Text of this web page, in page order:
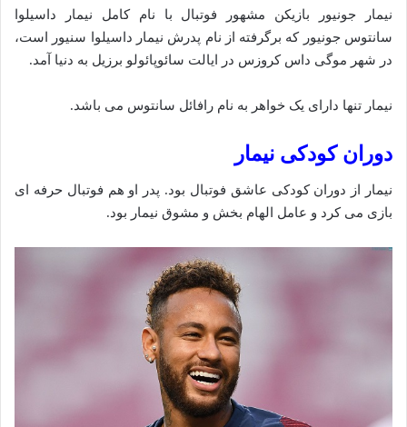
نیمار جونیور بازیکن مشهور فوتبال با نام کامل نیمار داسیلوا
سانتوس جونیور که برگرفته از نام پدرش نیمار داسیلوا سنیور است،
در شهر موگی داس کروزس در ایالت سائوپائولو برزیل به دنیا آ‌مد.
نیمار تنها دارای یک خواهر به نام رافائل سانتوس می باشد.
دوران کودکی نیمار
نیمار از دوران کودکی عاشق فوتبال بود. پدر او هم فوتبال حرفه ای
بازی می کرد و عامل الهام بخش و مشوق نیمار بود.